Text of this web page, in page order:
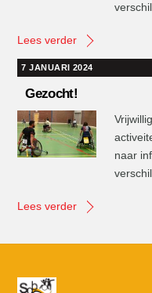
Lees verder
7 JANUARI 2024
Gezocht!
naar
Lees verder